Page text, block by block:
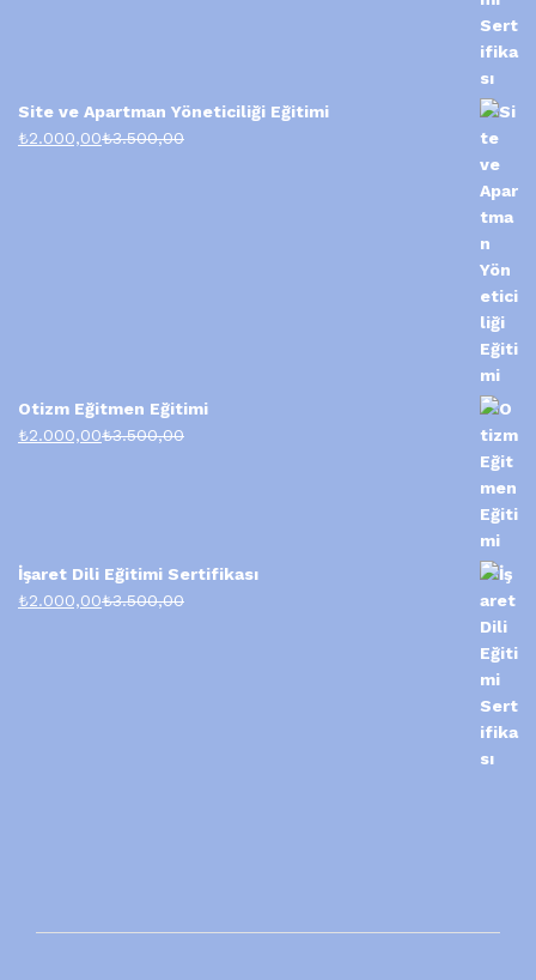
Site ve Apartman Yöneticiliği Eğitimi
₺2.000,00₺3.500,00
Otizm Eğitmen Eğitimi
₺2.000,00₺3.500,00
İşaret Dili Eğitimi Sertifikası
₺2.000,00₺3.500,00